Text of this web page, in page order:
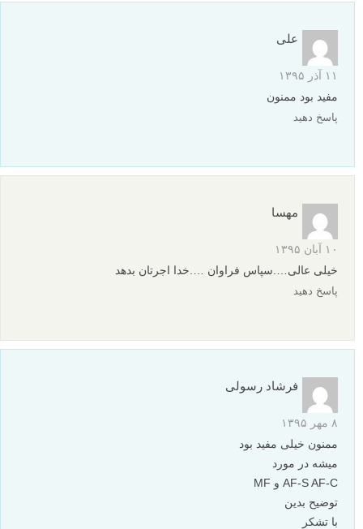
علی
۱۱ آذر ۱۳۹۵
مفید بود ممنون
پاسخ دهید
مهسا
۱۰ آبان ۱۳۹۵
خیلی عالی….سپاس فراوان ….خدا اجرتان بدهد
پاسخ دهید
فرشاد رسولی
۸ مهر ۱۳۹۵
ممنون خیلی مفید بود
میشه در مورد
AF-S AF-C و MF
توضیح بدین
با تشکر